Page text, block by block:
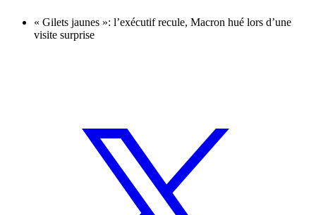
« Gilets jaunes »: l’exécutif recule, Macron hué lors d’une
visite surprise